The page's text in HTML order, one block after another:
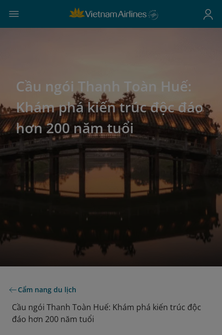
Cầu ngói Thanh Toàn Huế:
Khám phá kiến trúc độc đáo
hơn 200 năm tuổi
Cẩm nang du lịch
Cầu ngói Thanh Toàn Huế: Khám phá kiến trúc độc
đáo hơn 200 năm tuổi